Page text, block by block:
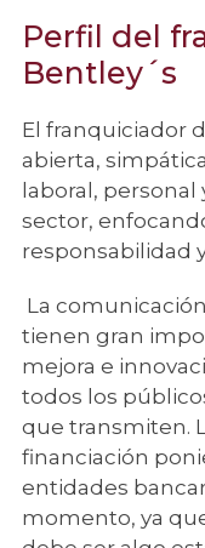
Perfil del
Bentley´s
El franquiciador
abierta,
laboral, personal
sector,
responsabilidad
La
tienen gran
mejora e
todos los
que transmiten.
financiación
entidades
momento, ya